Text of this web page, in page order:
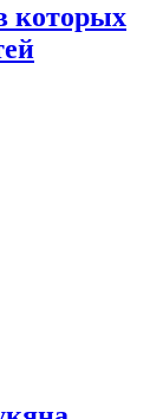
которых